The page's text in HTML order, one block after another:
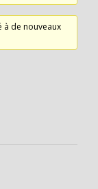
à de nouveaux